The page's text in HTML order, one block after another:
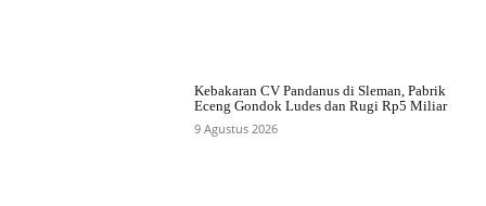
Kebakaran CV Pandanus di Sleman, Pabrik
Eceng Gondok Ludes dan Rugi Rp5 Miliar
9 Agustus 2026